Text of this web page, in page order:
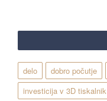
delo dobro počutje
investicija v 3D tiskalnik